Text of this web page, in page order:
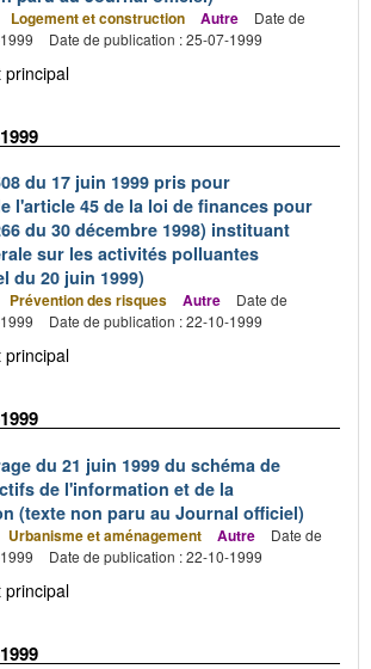
Logement et construction Autre
Date de
Date de publication : 25-07-1999
principal
du 17 juin 1999 pris pour
l'article 45 de la loi de finances pour
du 30 décembre 1998) instituant
sur les activités polluantes
du 20 juin 1999)
Prévention des risques Autre
Date de
Date de publication : 22-10-1999
principal
du 21 juin 1999 du schéma de
de l'information et de la
(texte non paru au Journal officiel)
Urbanisme et aménagement Autre
Date de
Date de publication : 22-10-1999
principal